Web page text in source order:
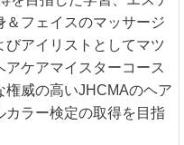
＆フェイスのマッサージ
アイリストとしてマツ
ケアマイスターコース
権威の高いJHCMAのヘア
ラー検定の取得を目指